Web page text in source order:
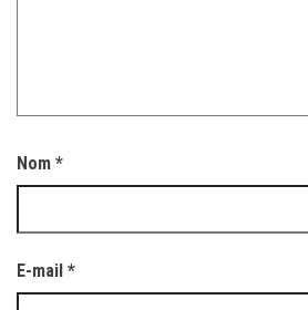
Nom *
E-mail *